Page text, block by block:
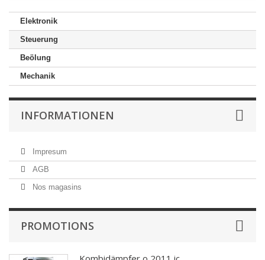
Elektronik
Steuerung
Beölung
Mechanik
INFORMATIONEN
Impresum
AGB
Nos magasins
PROMOTIONS